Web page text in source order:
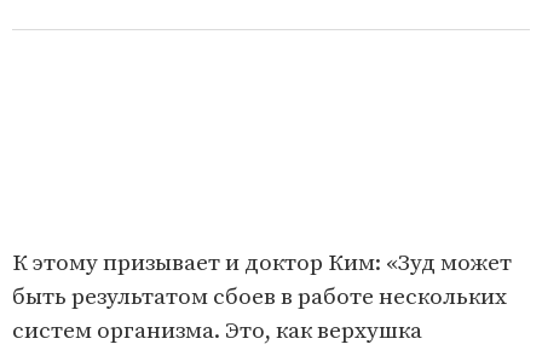
К этому призывает и доктор Ким: «Зуд может
быть результатом сбоев в работе нескольких
систем организма. Это, как верхушка